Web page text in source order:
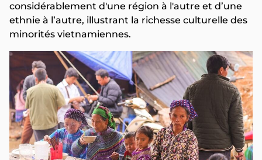
considérablement d'une région à l'autre et d’une
ethnie à l’autre, illustrant la richesse culturelle des
minorités vietnamiennes.